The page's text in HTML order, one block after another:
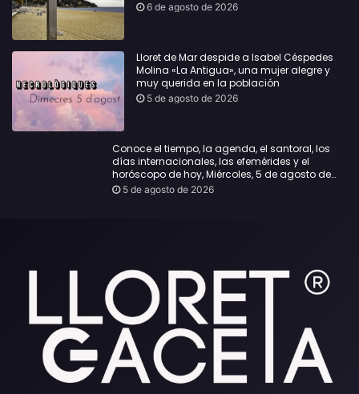
6 de agosto de 2026
Lloret de Mar despide a Isabel Céspedes
Molina «La Antigua», una mujer alegre y
muy querida en la población
5 de agosto de 2026
Conoce el tiempo, la agenda, el santoral, los
días internacionales, las efemérides y el
horóscopo de hoy, Miércoles, 5 de agosto de
2026:
5 de agosto de 2026